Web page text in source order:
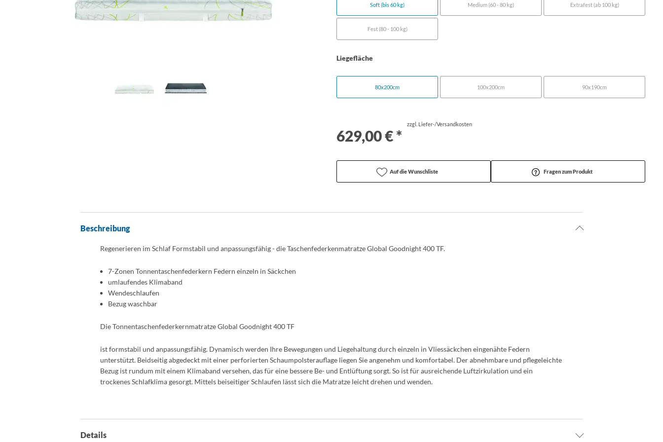
Soft (bis 60 kg) Medium (60 - 80 kg) Extrafest (ab 100 kg)
Fest (80 - 100 kg)
Liegefläche
80x200cm 100x200cm 90x190cm
629,00 € *
zzgl. Liefer-/Versandkosten
Auf die Wunschliste Fragen zum Produkt
Beschreibung
Regenerieren im Schlaf Formstabil und anpassungsfähig - die Taschenfederkenmatratze Global Goodnight 400 TF.
7-Zonen Tonnentaschenfederkern Federn einzeln in Säckchen
umlaufendes Klimaband
Wendeschlaufen
Bezug waschbar
Die Tonnentaschenfederkernmatratze Global Goodnight 400 TF
ist formstabil und anpassungsfähig. Dynamisch werden Ihre Bewegungen und Liegehaltung durch einzeln in Vliessäckchen eingenähte Federn
unterstützt. Beidseitig abgedeckt mit einer perforierten Schaumpolsterauflage liegen Sie angenehm und komfortabel. Der abnehmbare und pflegeleichte
Bezug ist rundum mit einem Klimaband versehen, das für eine bessere Be- und Entlüftung sorgt. So ist für ausreichende Luftzirkulation und ein
trockenes Schlafklima gesorgt. Mittels beiseitiger Schlaufen lässt sich die Matratze leicht drehen und wenden.
Details